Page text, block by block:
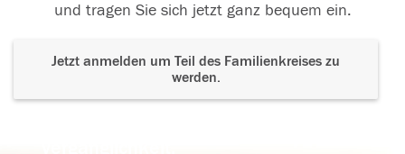
und tragen Sie sich jetzt ganz bequem ein.
Jetzt anmelden um Teil des Familienkreises zu
werden.